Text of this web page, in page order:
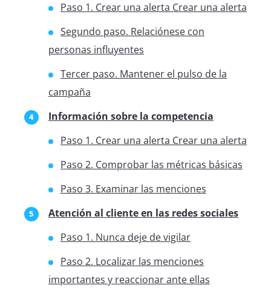
Paso 1. Crear una alerta Crear una alerta
Segundo paso. Relaciónese con
personas influyentes
Tercer paso. Mantener el pulso de la
campaña
Información sobre la competencia
Paso 1. Crear una alerta Crear una alerta
Paso 2. Comprobar las métricas básicas
Paso 3. Examinar las menciones
Atención al cliente en las redes sociales
Paso 1. Nunca deje de vigilar
Paso 2. Localizar las menciones
importantes y reaccionar ante ellas